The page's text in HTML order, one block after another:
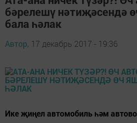
бәрелешү нәтиҗәсендә
бала һәлак
Автор, 17 декабрь 2017 - 19:36
Ике җиңел автомобиль һәм